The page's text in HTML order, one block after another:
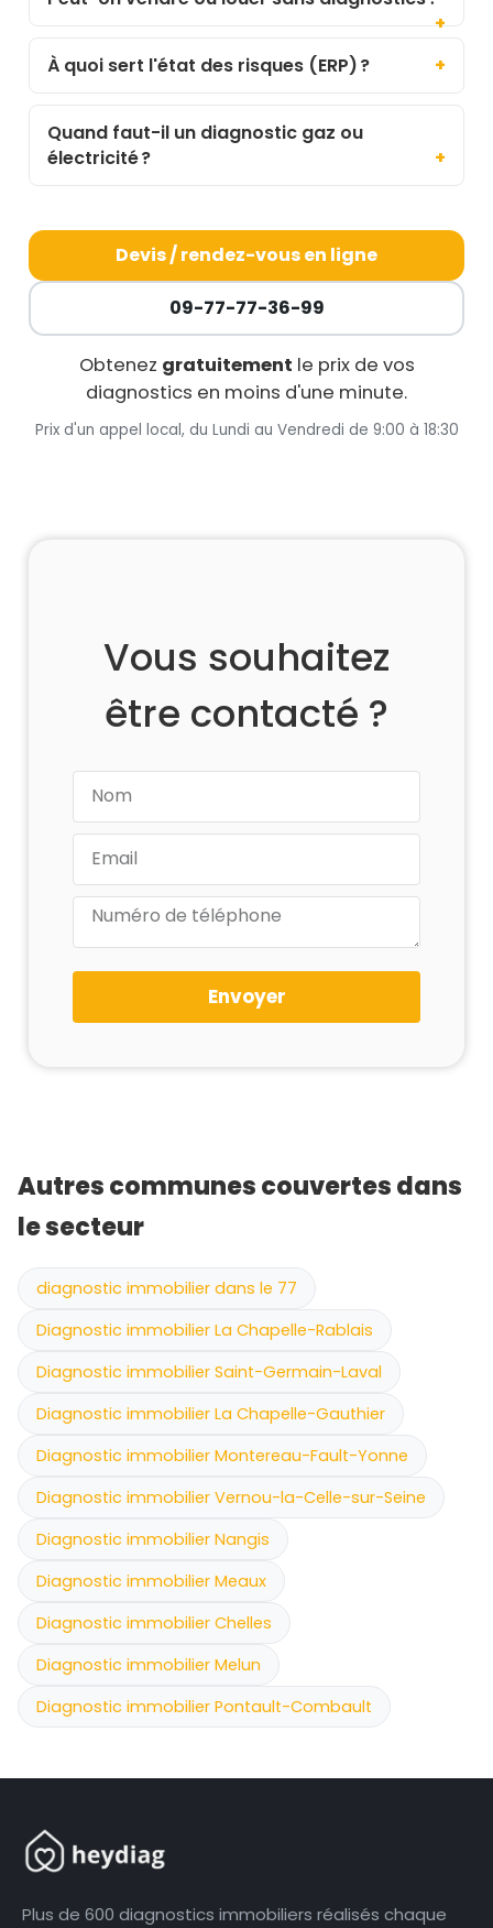
À quoi sert l'état des risques (ERP) ?
Quand faut-il un diagnostic gaz ou
électricité ?
Devis / rendez-vous en ligne
09-77-77-36-99
Obtenez gratuitement le prix de vos
diagnostics en moins d'une minute.
Prix d'un appel local, du Lundi au Vendredi de 9:00 à 18:30
Vous souhaitez
être contacté ?
Envoyer
Autres communes couvertes dans
le secteur
diagnostic immobilier dans le 77
Diagnostic immobilier La Chapelle-Rablais
Diagnostic immobilier Saint-Germain-Laval
Diagnostic immobilier La Chapelle-Gauthier
Diagnostic immobilier Montereau-Fault-Yonne
Diagnostic immobilier Vernou-la-Celle-sur-Seine
Diagnostic immobilier Nangis
Diagnostic immobilier Meaux
Diagnostic immobilier Chelles
Diagnostic immobilier Melun
Diagnostic immobilier Pontault-Combault
Plus de 600 diagnostics immobiliers réalisés chaque